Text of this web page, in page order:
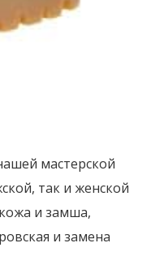
мастерской
так и женской
и замша,
и замена